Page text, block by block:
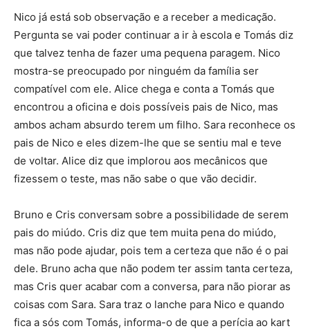
Nico já está sob observação e a receber a medicação.
Pergunta se vai poder continuar a ir à escola e Tomás diz
que talvez tenha de fazer uma pequena paragem. Nico
mostra-se preocupado por ninguém da família ser
compatível com ele. Alice chega e conta a Tomás que
encontrou a oficina e dois possíveis pais de Nico, mas
ambos acham absurdo terem um filho. Sara reconhece os
pais de Nico e eles dizem-lhe que se sentiu mal e teve
de voltar. Alice diz que implorou aos mecânicos que
fizessem o teste, mas não sabe o que vão decidir.
Bruno e Cris conversam sobre a possibilidade de serem
pais do miúdo. Cris diz que tem muita pena do miúdo,
mas não pode ajudar, pois tem a certeza que não é o pai
dele. Bruno acha que não podem ter assim tanta certeza,
mas Cris quer acabar com a conversa, para não piorar as
coisas com Sara. Sara traz o lanche para Nico e quando
fica a sós com Tomás, informa-o de que a perícia ao kart